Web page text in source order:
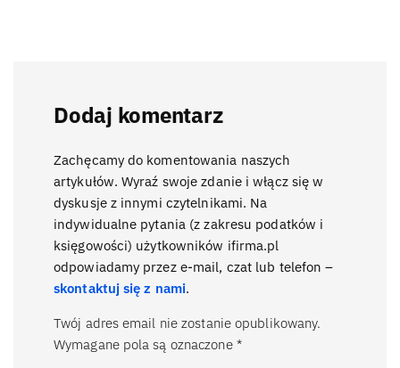
Dodaj komentarz
Zachęcamy do komentowania naszych
artykułów. Wyraź swoje zdanie i włącz się w
dyskusje z innymi czytelnikami. Na
indywidualne pytania (z zakresu podatków i
księgowości) użytkowników ifirma.pl
odpowiadamy przez e-mail, czat lub telefon –
skontaktuj się z nami.
Twój adres email nie zostanie opublikowany.
Wymagane pola są oznaczone *